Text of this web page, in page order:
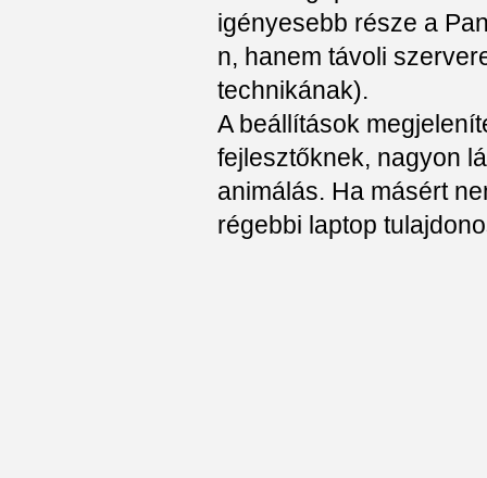
igényesebb része a
n, hanem távoli
technikának).
A beállítások
fejlesztőknek, nagyon
animálás. Ha másért
régebbi laptop